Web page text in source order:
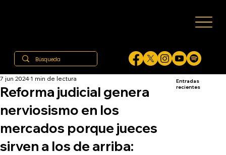
Reforma judicial genera
nerviosismo en los
mercados porque jueces
sirven a los de arriba:
7 jun 2024 1 min de lectura
Entradas
recientes